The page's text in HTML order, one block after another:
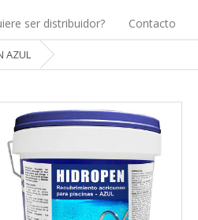
ser distribuidor? Contacto
AZUL